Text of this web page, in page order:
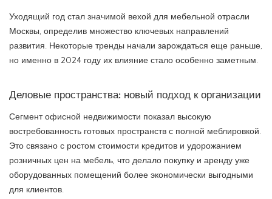
Уходящий год стал значимой вехой для мебельной отрасли
Москвы, определив множество ключевых направлений
развития. Некоторые тренды начали зарождаться еще раньше,
но именно в 2024 году их влияние стало особенно заметным.
Деловые пространства: новый подход к организации
Сегмент офисной недвижимости показал высокую
востребованность готовых пространств с полной меблировкой.
Это связано с ростом стоимости кредитов и удорожанием
розничных цен на мебель, что делало покупку и аренду уже
оборудованных помещений более экономически выгодными
для клиентов.